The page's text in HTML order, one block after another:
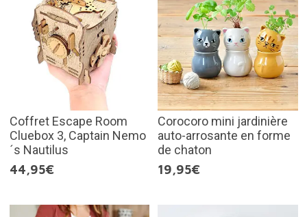
Coffret Escape Room
Cluebox 3, Captain Nemo
´s Nautilus
44,95€
Corocoro mini jardinière
auto-arrosante en forme
de chaton
19,95€